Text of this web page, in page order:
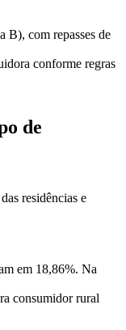
B), com repasses de
conforme regras
de
residências e
em 18,86%. Na
consumidor rural